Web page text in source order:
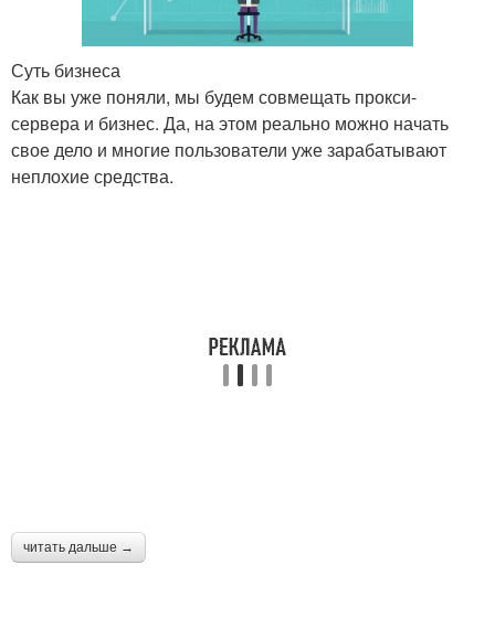
Суть бизнеса
Как вы уже поняли, мы будем совмещать прокси-
сервера и бизнес. Да, на этом реально можно начать
свое дело и многие пользователи уже зарабатывают
неплохие средства.
читать дальше →